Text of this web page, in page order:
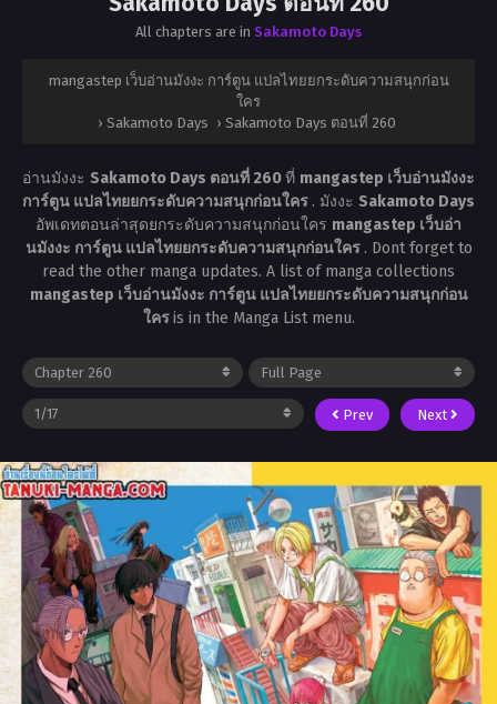
All chapters are in Sakamoto Days
mangastep เว็บอ่านมังงะ การ์ตูน แปลไทยยกระดับความสนุกก่อน
ใคร
› Sakamoto Days › Sakamoto Days ตอนที่ 260
อ่านมังงะ Sakamoto Days ตอนที่ 260ที่ mangastep เว็บอ่านมังงะ
การ์ตูน แปลไทยยกระดับความสนุกก่อนใคร . มังงะ Sakamoto Days
อัพเดทตอนล่าสุดยกระดับความสนุกก่อนใคร mangastep เว็บอ่า
นมังงะ การ์ตูน แปลไทยยกระดับความสนุกก่อนใคร . Dont forget to
read the other manga updates. A list of manga collections
mangastep เว็บอ่านมังงะ การ์ตูน แปลไทยยกระดับความสนุกก่อน
ใครis in the Manga List menu.
Prev Next